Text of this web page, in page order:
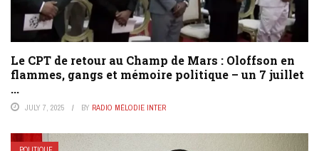
Le CPT de retour au Champ de Mars : Oloffson en
flammes, gangs et mémoire politique – un 7 juillet
...
JULY 7, 2025 BY RADIO MÉLODIE INTER